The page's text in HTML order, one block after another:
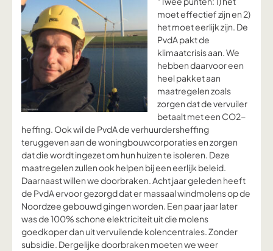
moet effectief zijn en 2)
het moet eerlijk zijn. De
PvdA pakt de
klimaatcrisis aan. We
hebben daarvoor een
heel pakket aan
maatregelen zoals
zorgen dat de vervuiler
betaalt met een CO2-
heffing. Ook wil de PvdA de verhuurdersheffing
teruggeven aan de woningbouwcorporaties en zorgen
dat die wordt ingezet om hun huizen te isoleren. Deze
maatregelen zullen ook helpen bij een eerlijk beleid.
Daarnaast willen we doorbraken. Acht jaar geleden heeft
de PvdA ervoor gezorgd dat er massaal windmolens op de
Noordzee gebouwd gingen worden. Een paar jaar later
was de 100% schone elektriciteit uit die molens
goedkoper dan uit vervuilende kolencentrales. Zonder
subsidie. Dergelijke doorbraken moeten we weer